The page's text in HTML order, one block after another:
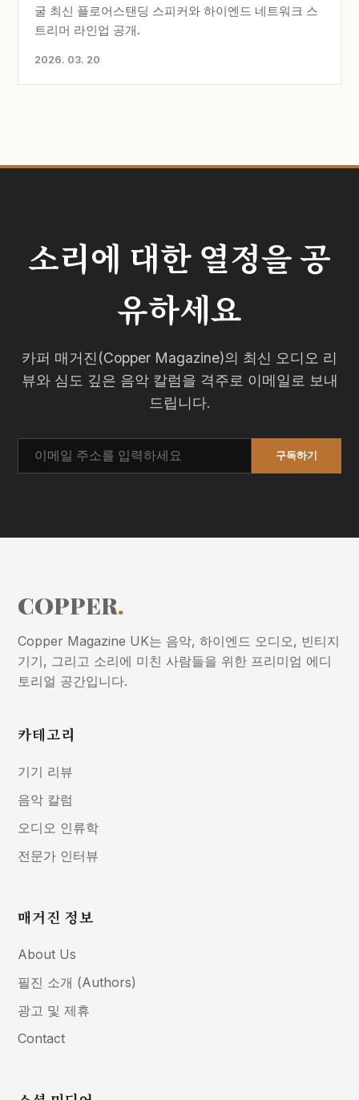
굴 최신 플로어스탠딩 스피커와 하이엔드 네트워크 스
트리머 라인업 공개.
2026. 03. 20
소리에 대한 열정을 공
유하세요
카퍼 매거진(Copper Magazine)의 최신 오디오 리
뷰와 심도 깊은 음악 칼럼을 격주로 이메일로 보내
드립니다.
구독하기
COPPER.
Copper Magazine UK는 음악, 하이엔드 오디오, 빈티지
기기, 그리고 소리에 미친 사람들을 위한 프리미엄 에디
토리얼 공간입니다.
카테고리
기기 리뷰
음악 칼럼
오디오 인류학
전문가 인터뷰
매거진 정보
About Us
필진 소개 (Authors)
광고 및 제휴
Contact